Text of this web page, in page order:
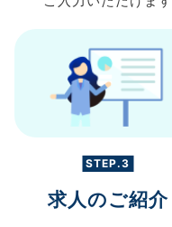
STEP.3
求人のご紹介